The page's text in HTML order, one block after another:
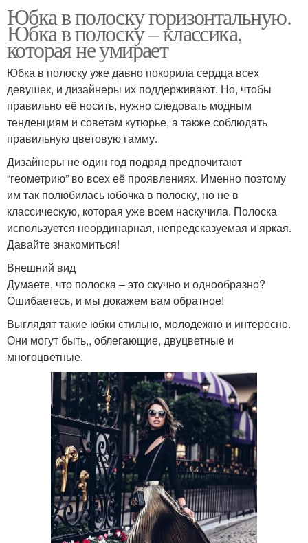
Юбка в полоску горизонтальную.
Юбка в полоску – классика,
которая не умирает
Юбка в полоску уже давно покорила сердца всех
девушек, и дизайнеры их поддерживают. Но, чтобы
правильно её носить, нужно следовать модным
тенденциям и советам кутюрье, а также соблюдать
правильную цветовую гамму.
Дизайнеры не один год подряд предпочитают
“геометрию” во всех её проявлениях. Именно поэтому
им так полюбилась юбочка в полоску, но не в
классическую, которая уже всем наскучила. Полоска
используется неординарная, непредсказуемая и яркая.
Давайте знакомиться!
Внешний вид
Думаете, что полоска – это скучно и однообразно?
Ошибаетесь, и мы докажем вам обратное!
Выглядят такие юбки стильно, молодежно и интересно.
Они могут быть,, облегающие, двуцветные и
многоцветные.